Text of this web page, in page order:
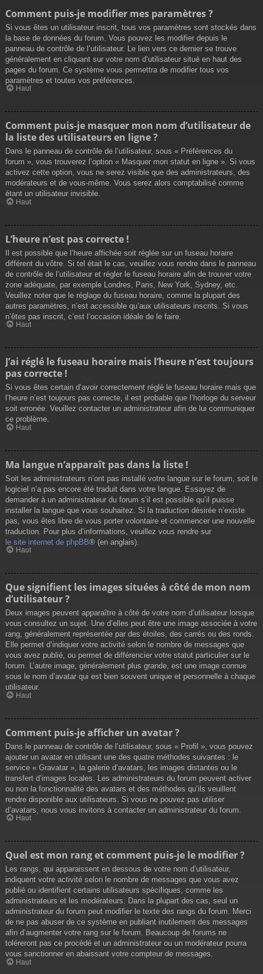
Comment puis-je modifier mes paramètres ?
Si vous êtes un utilisateur inscrit, tous vos paramètres sont stockés dans
la base de données du forum. Vous pouvez les modifier depuis le
panneau de contrôle de l’utilisateur. Le lien vers ce dernier se trouve
généralement en cliquant sur votre nom d’utilisateur situé en haut des
pages du forum. Ce système vous permettra de modifier tous vos
paramètres et toutes vos préférences.
Haut
Comment puis-je masquer mon nom d’utilisateur de
la liste des utilisateurs en ligne ?
Dans le panneau de contrôle de l’utilisateur, sous « Préférences du
forum », vous trouverez l’option « Masquer mon statut en ligne ». Si vous
activez cette option, vous ne serez visible que des administrateurs, des
modérateurs et de vous-même. Vous serez alors comptabilisé comme
étant un utilisateur invisible.
Haut
L’heure n’est pas correcte !
Il est possible que l’heure affichée soit réglée sur un fuseau horaire
différent du vôtre. Si tel était le cas, veuillez vous rendre dans le panneau
de contrôle de l’utilisateur et régler le fuseau horaire afin de trouver votre
zone adéquate, par exemple Londres, Paris, New York, Sydney, etc.
Veuillez noter que le réglage du fuseau horaire, comme la plupart des
autres paramètres, n’est accessible qu’aux utilisateurs inscrits. Si vous
n’êtes pas inscrit, c’est l’occasion idéale de le faire.
Haut
J’ai réglé le fuseau horaire mais l’heure n’est toujours
pas correcte !
Si vous êtes certain d’avoir correctement réglé le fuseau horaire mais que
l’heure n’est toujours pas correcte, il est probable que l’horloge du serveur
soit erronée. Veuillez contacter un administrateur afin de lui communiquer
ce problème.
Haut
Ma langue n’apparaît pas dans la liste !
Soit les administrateurs n’ont pas installé votre langue sur le forum, soit le
logiciel n’a pas encore été traduit dans votre langue. Essayez de
demander à un administrateur du forum s’il est possible qu’il puisse
installer la langue que vous souhaitez. Si la traduction désirée n’existe
pas, vous êtes libre de vous porter volontaire et commencer une nouvelle
traduction. Pour plus d’informations, veuillez vous rendre sur
le site internet de phpBB® (en anglais).
Haut
Que signifient les images situées à côté de mon nom
d’utilisateur ?
Deux images peuvent apparaître à côté de votre nom d’utilisateur lorsque
vous consultez un sujet. Une d’elles peut être une image associée à votre
rang, généralement représentée par des étoiles, des carrés ou des ronds.
Elle permet d’indiquer votre activité selon le nombre de messages que
vous avez publié, ou permet de différencier votre statut particulier sur le
forum. L’autre image, généralement plus grande, est une image connue
sous le nom d’avatar qui est bien souvent unique et personnelle à chaque
utilisateur.
Haut
Comment puis-je afficher un avatar ?
Dans le panneau de contrôle de l’utilisateur, sous « Profil », vous pouvez
ajouter un avatar en utilisant une des quatre méthodes suivantes : le
service « Gravatar », la galerie d’avatars, les images distantes ou le
transfert d’images locales. Les administrateurs du forum peuvent activer
ou non la fonctionnalité des avatars et des méthodes qu’ils veuillent
rendre disponible aux utilisateurs. Si vous ne pouvez pas utiliser
d’avatars, nous vous invitons à contacter un administrateur du forum.
Haut
Quel est mon rang et comment puis-je le modifier ?
Les rangs, qui apparaissent en dessous de votre nom d’utilisateur,
indiquent votre activité selon le nombre de messages que vous avez
publié ou identifient certains utilisateurs spécifiques, comme les
administrateurs et les modérateurs. Dans la plupart des cas, seul un
administrateur du forum peut modifier le texte des rangs du forum. Merci
de ne pas abuser de ce système en publiant inutilement des messages
afin d’augmenter votre rang sur le forum. Beaucoup de forums ne
toléreront pas ce procédé et un administrateur ou un modérateur pourra
vous sanctionner en abaissant votre compteur de messages.
Haut